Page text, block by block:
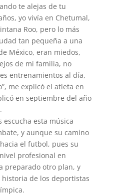
te alejas de tu
yo vivía en Chetumal,
Roo, pero lo más
tan pequeña a una
México, eran miedos,
de mi familia, no
entrenamientos al día,
me explicó el atleta en
en septiembre del año
escucha esta música
y aunque su camino
el futbol, pues su
profesional en
preparado otro plan, y
de los deportistas